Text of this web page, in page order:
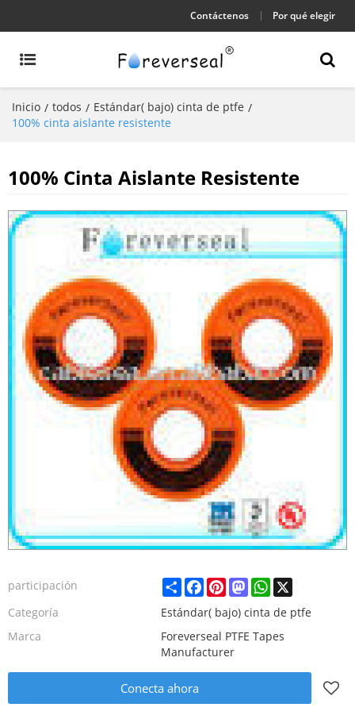
Contáctenos Por qué elegir
Inicio / todos / Estándar( bajo) cinta de ptfe /
100% cinta aislante resistente
100% Cinta Aislante Resistente
participación ShareFacebook
PinterestMastodonWhatsApp
X
Categoría
Estándar( bajo) cinta de ptfe
Marca
Foreverseal PTFE Tapes
Manufacturer
Conecta ahora